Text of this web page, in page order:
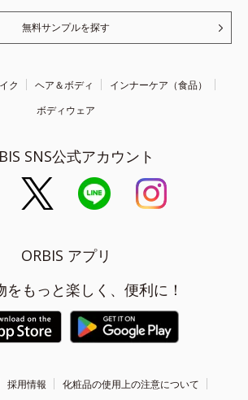
無料サンプルを探す
ク ヘア＆ボディ
インナーケア（食品）
ボディウェア
SNS公式アカウント
ORBIS アプリ
をもっと楽しく、便利に！
採用情報 化粧品の使用上の注意について